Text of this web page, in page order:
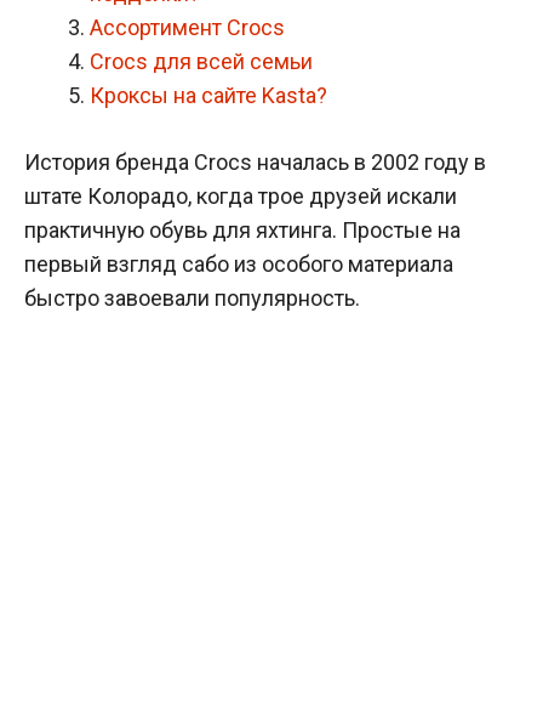
Ассортимент Crocs
Crocs для всей семьи
Кроксы на сайте Kasta?
История бренда Crocs началась в 2002 году в
штате Колорадо, когда трое друзей искали
практичную обувь для яхтинга. Простые на
первый взгляд сабо из особого материала
быстро завоевали популярность.